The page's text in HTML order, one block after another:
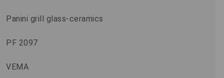
Panini grill glass-ceramics
PF 2097
VEMA